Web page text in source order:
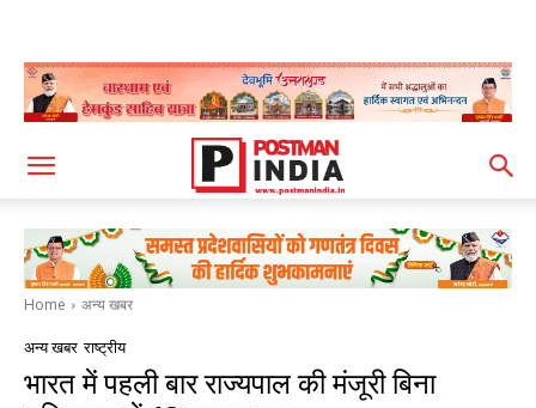
Home अन्य खबर
अन्य खबर राष्ट्रीय
भारत में पहली बार राज्यपाल की मंजूरी बिना